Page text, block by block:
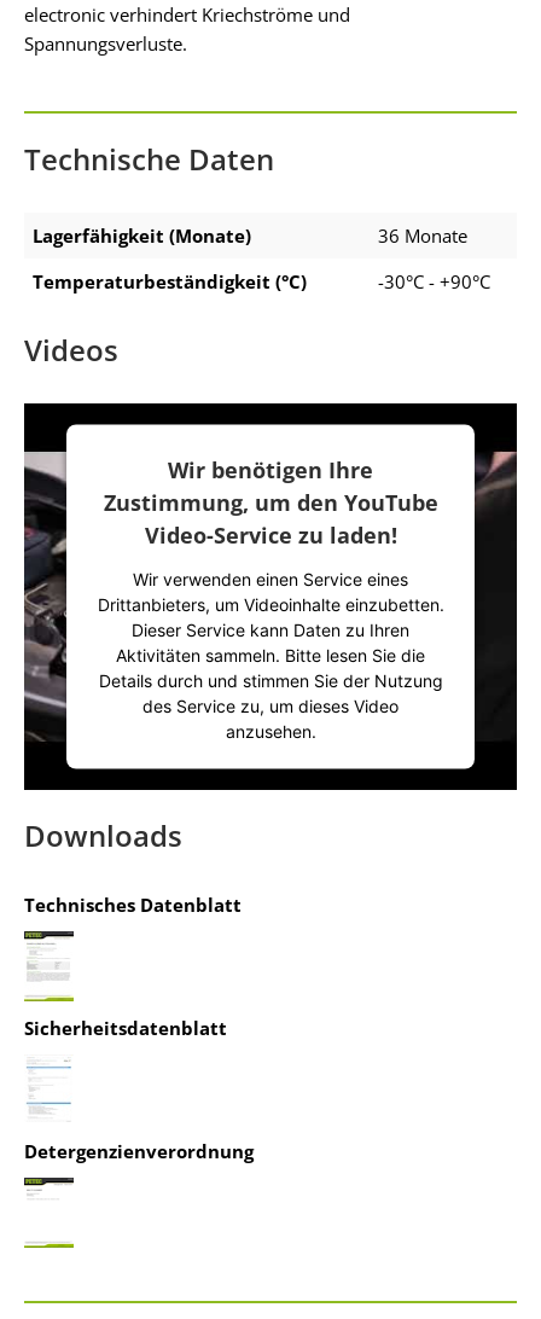
electronic verhindert Kriechströme und
Spannungsverluste.
Technische Daten
Lagerfähigkeit (Monate)
36 Monate
Temperaturbeständigkeit (°C)
-30°C - +90°C
Videos
Wir benötigen Ihre
Zustimmung, um den YouTube
Video-Service zu laden!
Wir verwenden einen Service eines
Drittanbieters, um Videoinhalte einzubetten.
Dieser Service kann Daten zu Ihren
Aktivitäten sammeln. Bitte lesen Sie die
Details durch und stimmen Sie der Nutzung
des Service zu, um dieses Video
anzusehen.
powered byUsercentrics Consent
Downloads
Technisches Datenblatt
Sicherheitsdatenblatt
Detergenzienverordnung